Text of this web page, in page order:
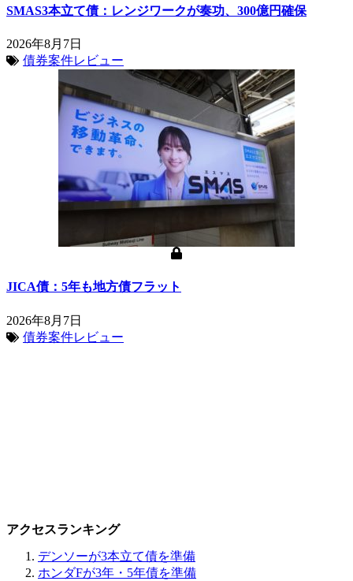
SMAS3本立て債：レンジワークが奏功、300億円確保
2026年8月7日
債券案件レビュー
JICA債：5年も地方債フラット
2026年8月7日
債券案件レビュー
アクセスランキング
デンソーが3本立て債を準備
ホンダFが3年・5年債を準備